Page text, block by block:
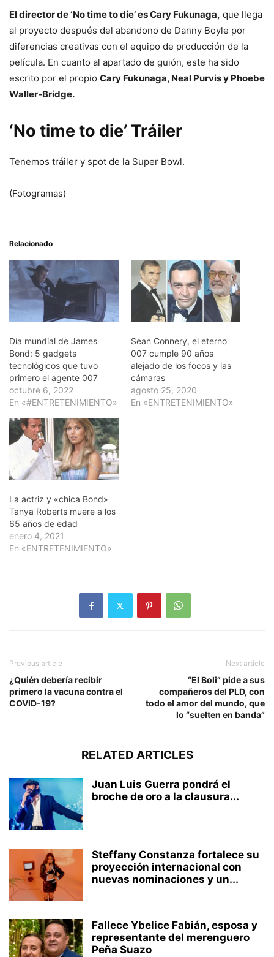
El director de ‘No time to die’ es Cary Fukunaga, que llega
al proyecto después del abandono de Danny Boyle por
diferencias creativas con el equipo de producción de la
película. En cuanto al apartado de guión, este ha sido
escrito por el propio Cary Fukunaga, Neal Purvis y Phoebe
Waller-Bridge.
‘No time to die’ Tráiler
Tenemos tráiler y spot de la Super Bowl.
(Fotogramas)
Relacionado
Día mundial de James
Bond: 5 gadgets
tecnológicos que tuvo
primero el agente 007
octubre 6, 2022
En «#ENTRETENIMIENTO»
Sean Connery, el eterno
007 cumple 90 años
alejado de los focos y las
cámaras
agosto 25, 2020
En «ENTRETENIMIENTO»
La actriz y «chica Bond»
Tanya Roberts muere a los
65 años de edad
enero 4, 2021
En «ENTRETENIMIENTO»
Previous article
¿Quién debería recibir
primero la vacuna contra el
COVID-19?
Next article
“El Boli” pide a sus
compañeros del PLD, con
todo el amor del mundo, que
lo “suelten en banda”
RELATED ARTICLES
Juan Luis Guerra pondrá el
broche de oro a la clausura...
Steffany Constanza fortalece su
proyección internacional con
nuevas nominaciones y un...
Fallece Ybelice Fabián, esposa y
representante del merenguero
Peña Suazo